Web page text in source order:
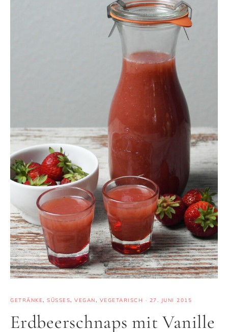
GETRÄNKE, SÜSSES , VEGAN, VEGETARISCH · 27. JUNI 2015
Erdbeerschnaps mit Vanille